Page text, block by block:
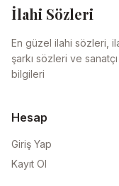
İlahi Sözleri
En güzel ilahi sözleri,
şarkı sözleri ve sanatçı
bilgileri
Hesap
Giriş Yap
Kayıt Ol